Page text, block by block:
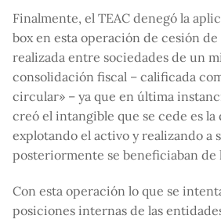
Finalmente, el TEAC denegó la
box en esta operación de cesión
realizada entre sociedades de un
consolidación fiscal – calificada
circular» – ya que en última
creó el intangible que se cede es
explotando el activo y realizando a
posteriormente se beneficiaban de
Con esta operación lo que se
posiciones internas de las